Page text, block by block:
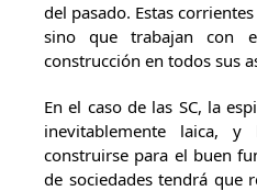
del pasado. Estas
sino que trabajan con
construcción en todos sus
En el caso de las SC, la
inevitablemente laica, y
construirse para el buen
de sociedades tendrá que